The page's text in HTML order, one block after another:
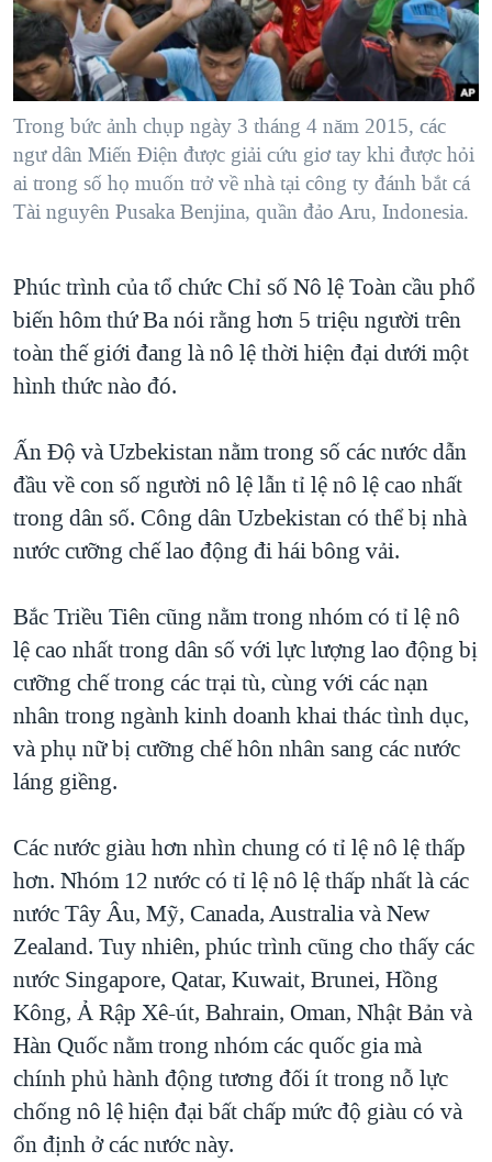
"Tìm"NGƯỜI VIỆT HẢI NGOẠI
ĐỜI SỐNG
KINH TẾ
KHOA HỌC
SỨC KHOẺ
VĂN HOÁ
GIÁO DỤC
TẠI
HÀNH TRÌNH BẦU CỬ 2024
MỘT NĂM CHIẾN TRANH TẠI DẢI GAZA
GIẢI MÃ VÀNH ĐAI & CON ĐƯỜNG
NGÀY TỊ NẠN THẾ GIỚI
TRỊNH VĨNH BÌNH - NGƯỜI HẠ 'BÊN THẮNG CUỘC'
CHI PHÍ CHIẾN TRANH AFGHANISTAN
CÁC GIÁ TRỊ CỘNG HÒA Ở VIỆT NAM
THƯỢNG ĐỈNH TRUMP-KIM TẠI VIỆT NAM
NGƯ DÂN VIỆT VÀ LÀN SÓNG TRỘM HẢI SÂM
BÊN KIA QUỐC LỘ: TIẾNG VỌNG TỪ NÔNG THÔN MỸ
QUAN HỆ VIỆT MỸ
VIDEO
NGHE
MẠNG XÃ HỘI
Ngôn ngữ khác
Trong bức ảnh chụp ngày 3 tháng 4 năm 2015, các
ngư dân Miến Điện được giải cứu giơ tay khi được hỏi
ai trong số họ muốn trở về nhà tại công ty đánh bắt cá
Tài nguyên Pusaka Benjina, quần đảo Aru, Indonesia.
Phúc trình của tổ chức Chỉ số Nô lệ Toàn cầu phổ
biến hôm thứ Ba nói rằng hơn 5 triệu người trên
toàn thế giới đang là nô lệ thời hiện đại dưới một
hình thức nào đó.
Ấn Ðộ và Uzbekistan nằm trong số các nước dẫn
đầu về con số người nô lệ lẫn tỉ lệ nô lệ cao nhất
trong dân số. Công dân Uzbekistan có thể bị nhà
nước cưỡng chế lao động đi hái bông vải.
Bắc Triều Tiên cũng nằm trong nhóm có tỉ lệ nô
lệ cao nhất trong dân số với lực lượng lao động bị
cưỡng chế trong các trại tù, cùng với các nạn
nhân trong ngành kinh doanh khai thác tình dục,
và phụ nữ bị cưỡng chế hôn nhân sang các nước
láng giềng.
Các nước giàu hơn nhìn chung có tỉ lệ nô lệ thấp
hơn. Nhóm 12 nước có tỉ lệ nô lệ thấp nhất là các
nước Tây Âu, Mỹ, Canada, Australia và New
Zealand. Tuy nhiên, phúc trình cũng cho thấy các
nước Singapore, Qatar, Kuwait, Brunei, Hồng
Kông, Ả Rập Xê-út, Bahrain, Oman, Nhật Bản và
Hàn Quốc nằm trong nhóm các quốc gia mà
chính phủ hành động tương đối ít trong nỗ lực
chống nô lệ hiện đại bất chấp mức độ giàu có và
ổn định ở các nước này.